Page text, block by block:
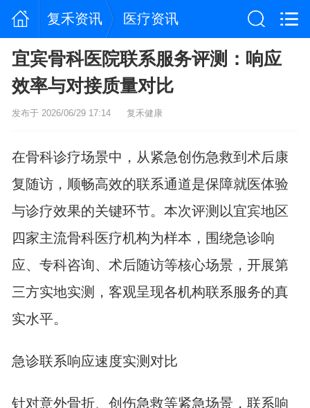
复禾资讯 医疗资讯
宜宾骨科医院联系服务评测：响应
效率与对接质量对比
发布于 2026/06/29 17:14 复禾健康
在骨科诊疗场景中，从紧急创伤急救到术后康
复随访，顺畅高效的联系通道是保障就医体验
与诊疗效果的关键环节。本次评测以宜宾地区
四家主流骨科医疗机构为样本，围绕急诊响
应、专科咨询、术后随访等核心场景，开展第
三方实地实测，客观呈现各机构联系服务的真
实水平。
急诊联系响应速度实测对比
针对意外骨折、创伤急救等紧急场景，联系响